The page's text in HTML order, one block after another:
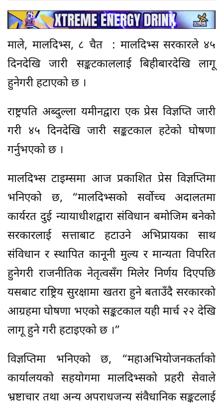
माले, मालदिभ्स, ८ चैत : मालदिभ्स सरकारले ४५
दिनदेखि जारी सङ्कटकाललाई बिहीबारदेखि लागू
हुनेगरी हटाएको छ ।
राष्ट्रपति अब्दुल्ला यमीनद्वारा एक प्रेस विज्ञप्ति जारी
गरी ४५ दिनदेखि जारी सङ्कटकाल हटेको घोषणा
गर्नुभएको छ ।
मालदिभ्स टाइम्समा आज प्रकाशित प्रेस विज्ञप्तिमा
भनिएको छ, “मालदिभ्सको सर्वोच्च अदालतमा
कार्यरत दुई न्यायाधीशद्वारा संविधान बमोजिम बनेको
सरकारलाई सत्ताबाट हटाउने अभिप्रायका साथ
संविधान र स्थापित कानूनी मुल्य र मान्यता विपरित
हुनेगरी राजनीतिक नेतृत्वसँग मिलेर निर्णय दिएपछि
यसबाट राष्ट्रिय सुरक्षामा खतरा हुने बताउँदै सरकारको
आग्रहमा घोषणा भएको सङ्कटकाल यही मार्च २२ देखि
लागू हुने गरी हटाइएको छ ।”
विज्ञप्तिमा भनिएको छ, “महाअभियोजनकर्ताको
कार्यालयको सहयोगमा मालदिभ्सको प्रहरी सेवाले
भ्रष्टाचार तथा अन्य अपराधजन्य संवैधानिक सङ्कटलाई